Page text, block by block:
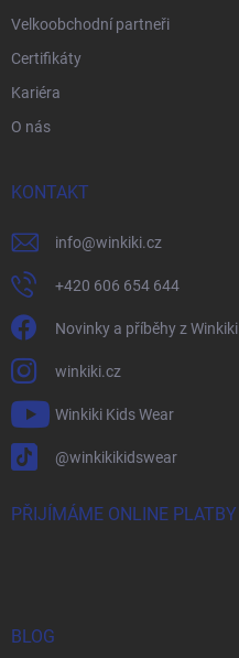
Velkoobchodní partneři
Certifikáty
Kariéra
O nás
KONTAKT
info@winkiki.cz
+420 606 654 644
Novinky a příběhy z Winkiki
winkiki.cz
Winkiki Kids Wear
@winkikikidswear
PŘIJÍMÁME ONLINE PLATBY
BLOG